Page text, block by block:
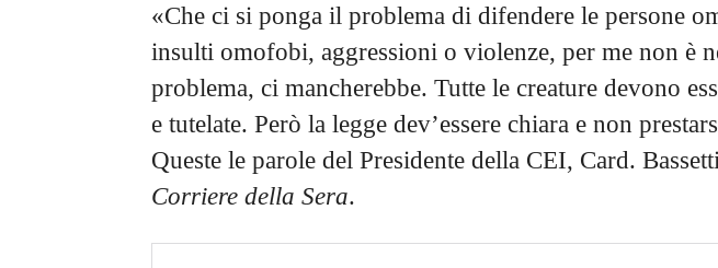
«Che ci si ponga il problema di difendere le persone
insulti omofobi, aggressioni o violenze, per me non è
problema, ci mancherebbe. Tutte le creature devono
e tutelate. Però la legge dev’essere chiara e non
Queste le parole del Presidente della CEI, Card.
Corriere della Sera.